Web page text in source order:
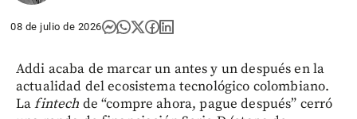
08 de julio de 2026
Addi acaba de marcar un antes y un después en la
actualidad del ecosistema tecnológico colombiano.
Lafintech de “compre ahora, pague después” cerró